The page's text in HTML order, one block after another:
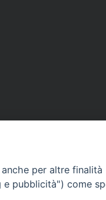
per altre finalità
pubblicità") come